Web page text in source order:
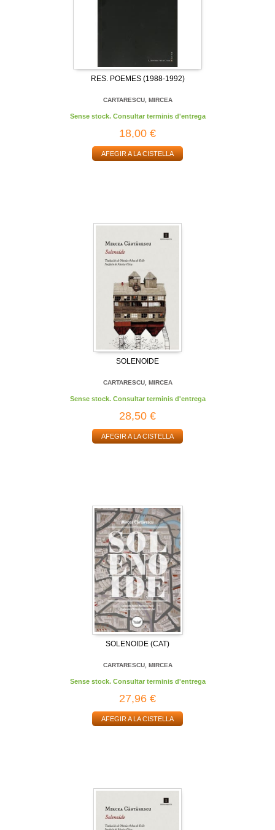
RES. POEMES (1988-1992)
CARTARESCU, MIRCEA
Sense stock. Consultar terminis d'entrega
18,00 €
AFEGIR A LA CISTELLA
SOLENOIDE
CARTARESCU, MIRCEA
Sense stock. Consultar terminis d'entrega
28,50 €
AFEGIR A LA CISTELLA
SOLENOIDE (CAT)
CARTARESCU, MIRCEA
Sense stock. Consultar terminis d'entrega
27,96 €
AFEGIR A LA CISTELLA